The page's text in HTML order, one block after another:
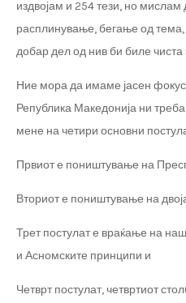
издвојам и 254 тези, но мислам
расплинување, бегање од
добар дел од нив би биле чиста
Ние мора да имаме јасен
Република Македонија ни
мене на четири основни
Првиот е поништување на
Вториот е поништување на
Трет постулат е враќање на
и Асномските принципи и
Четврт постулат, четвртиот